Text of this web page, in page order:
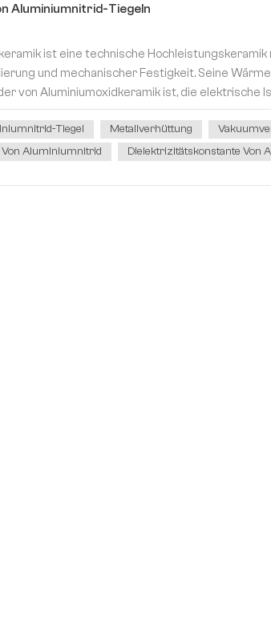
Aluminiumnitrid-Tiegeln
ist eine technische
und mechanischer Festigkeit. Seine
von Aluminiumoxidkeramik ist, die elektrische
Tiegel Metallverhüttung
Aluminiumnitrid
Dielektrizitätskonstante Von